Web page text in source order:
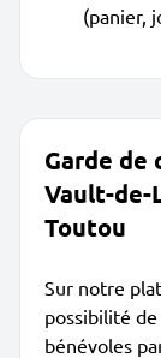
(panier,
Garde de
Vault-de-
Toutou
Sur notre
possibilité
bénévoles